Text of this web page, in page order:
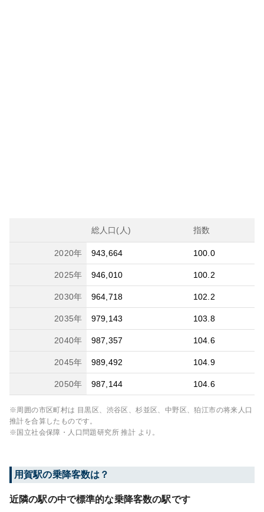
総人口(人) 指数
2020年 943,664 100.0
2025年 946,010 100.2
2030年 964,718 102.2
2035年 979,143 103.8
2040年 987,357 104.6
2045年 989,492 104.9
2050年 987,144 104.6
※周囲の市区町村は 目黒区、渋谷区、杉並区、中野区、狛江市の将来人口
推計を合算したものです。
※国立社会保障・人口問題研究所 推計 より。
用賀駅の乗降客数は？
近隣の駅の中で標準的な乗降客数の駅です